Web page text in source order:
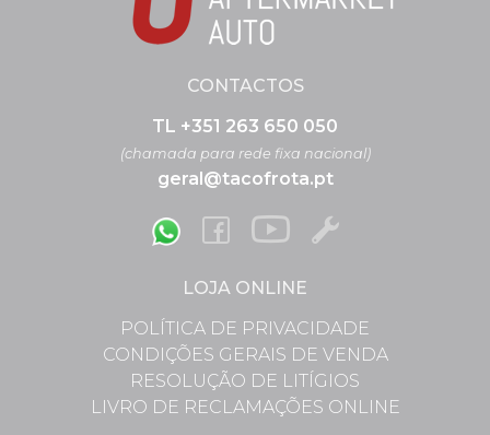
CONTACTOS
TL +351 263 650 050
(chamada para rede fixa nacional)
geral@tacofrota.pt
LOJA ONLINE
POLÍTICA DE PRIVACIDADE
CONDIÇÕES GERAIS DE VENDA
RESOLUÇÃO DE LITÍGIOS
LIVRO DE RECLAMAÇÕES ONLINE